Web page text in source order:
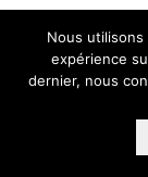
Nous
expérience
dernier, nous